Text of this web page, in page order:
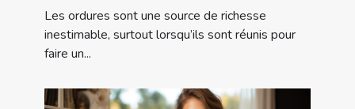
Les ordures sont une source de richesse
inestimable, surtout lorsqu’ils sont réunis pour
faire un...